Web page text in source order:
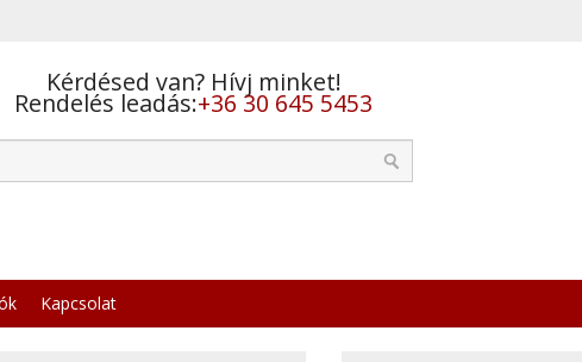
Kérdésed van? Hívj minket!
Rendelés leadás:+36 30 645 5453
Kapcsolat